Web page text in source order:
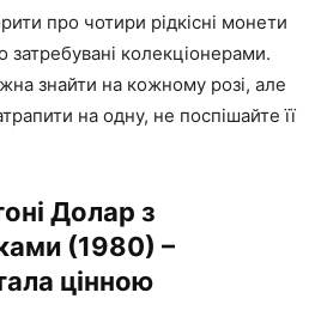
про чотири рідкісні монети
затребувані колекціонерами.
знайти на кожному розі, але
на одну, не поспішайте її
Долар з
(1980) –
цінною